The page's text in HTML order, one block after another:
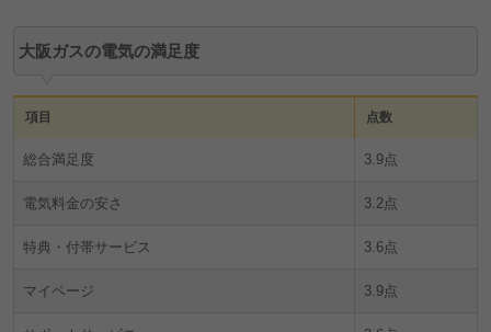
大阪ガスの電気の満足度
項目 点数
総合満足度 3.9点
電気料金の安さ 3.2点
特典・付帯サービス 3.6点
マイページ 3.9点